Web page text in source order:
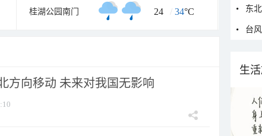
桂湖公园南门 24 / 34°C
方向移动 未来对我国无影响
东
台
生